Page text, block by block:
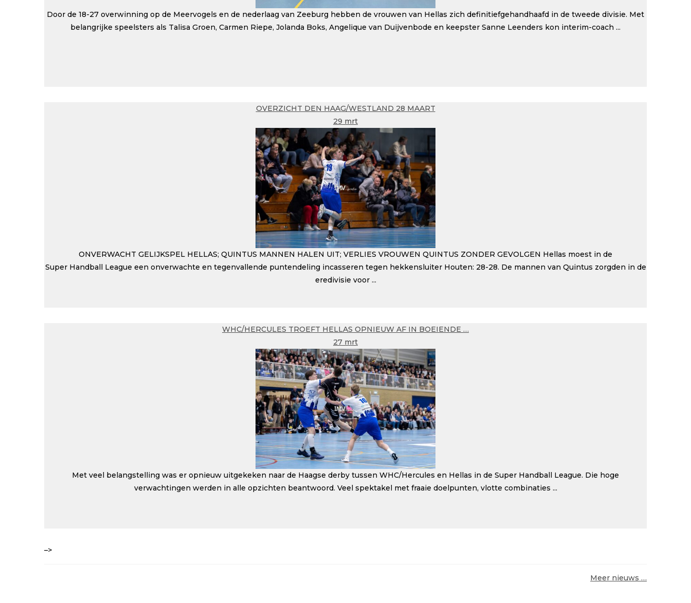
Door de 18-27 overwinning op de Meervogels en de nederlaag van Zeeburg hebben de vrouwen van Hellas zich definitiefgehandhaafd in de tweede divisie. Met
belangrijke speelsters als Talisa Groen, Carmen Riepe, Jolanda Boks, Angelique van Duijvenbode en keepster Sanne Leenders kon interim-coach ...
OVERZICHT DEN HAAG/WESTLAND 28 MAART
29 mrt
ONVERWACHT GELIJKSPEL HELLAS; QUINTUS MANNEN HALEN UIT; VERLIES VROUWEN QUINTUS ZONDER GEVOLGEN Hellas moest in de
Super Handball League een onverwachte en tegenvallende puntendeling incasseren tegen hekkensluiter Houten: 28-28. De mannen van Quintus zorgden in de
eredivisie voor ...
WHC/HERCULES TROEFT HELLAS OPNIEUW AF IN BOEIENDE …
27 mrt
Met veel belangstelling was er opnieuw uitgekeken naar de Haagse derby tussen WHC/Hercules en Hellas in de Super Handball League. Die hoge
verwachtingen werden in alle opzichten beantwoord. Veel spektakel met fraaie doelpunten, vlotte combinaties ...
–>
Meer nieuws …